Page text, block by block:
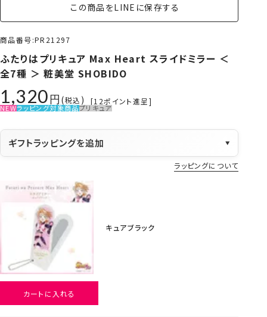
この商品をLINEに保存する
商品番号 PR21297
ふたりはプリキュア Max Heart スライドミラー ＜
全7種 ＞ 粧美堂 SHOBIDO
1,320 税込 [12ポイント進呈]
NEWラッピング対象商品プリキュア
ギフトラッピングを追加 ▼
ラッピングについて
キュアブラック
カートに入れる